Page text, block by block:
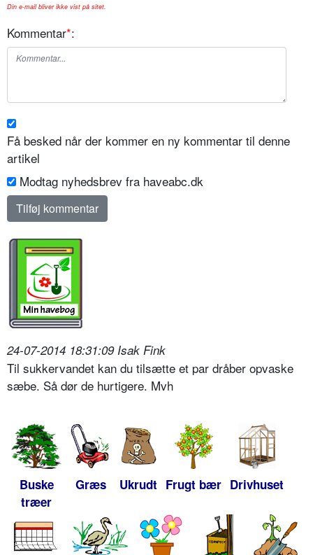
Din e-mail bliver ikke vist på sitet.
Kommentar*:
Få besked når der kommer en ny kommentar til denne
artikel
Modtag nyhedsbrev fra haveabc.dk
24-07-2014 18:31:09 Isak Fink
Til sukkervandet kan du tilsætte et par dråber opvaske
sæbe. Så dør de hurtigere. Mvh
Buske
træer
Græs Ukrudt Frugt bær Drivhuset